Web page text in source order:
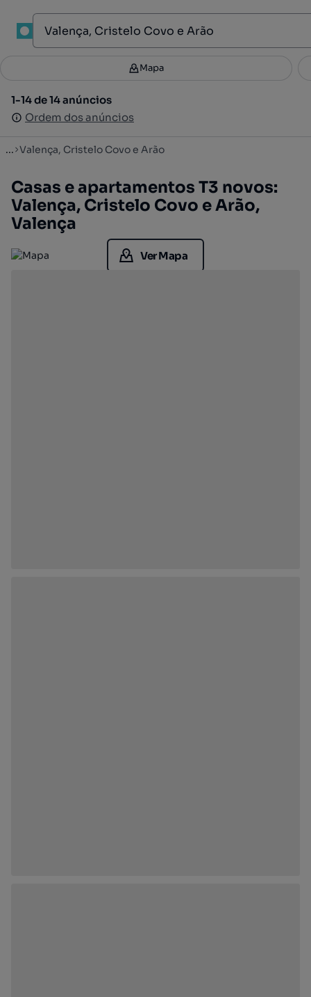
Filtros 3
1-14 de 14 anúncios
Ordem dos anúncios
Mapa
1-14 de 14 anúncios
Ordem dos anúncios
... Valença, Cristelo Covo e Arão
Casas e apartamentos T3 novos:
Valença, Cristelo Covo e Arão,
Valença
Ver Mapa